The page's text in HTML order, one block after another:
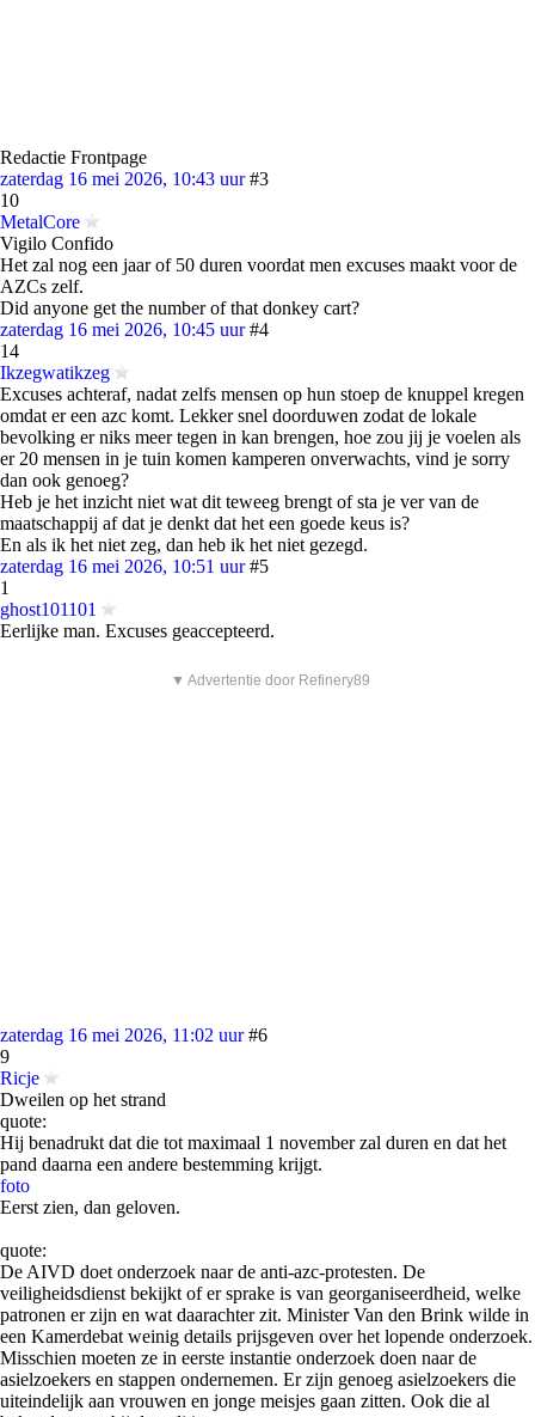
Redactie Frontpage
zaterdag 16 mei 2026, 10:43 uur #3
10
MetalCore
Vigilo Confido
Het zal nog een jaar of 50 duren voordat men excuses maakt voor de
AZCs zelf.
Did anyone get the number of that donkey cart?
zaterdag 16 mei 2026, 10:45 uur #4
14
Ikzegwatikzeg
Excuses achteraf, nadat zelfs mensen op hun stoep de knuppel kregen
omdat er een azc komt. Lekker snel doorduwen zodat de lokale
bevolking er niks meer tegen in kan brengen, hoe zou jij je voelen als
er 20 mensen in je tuin komen kamperen onverwachts, vind je sorry
dan ook genoeg?
Heb je het inzicht niet wat dit teweeg brengt of sta je ver van de
maatschappij af dat je denkt dat het een goede keus is?
En als ik het niet zeg, dan heb ik het niet gezegd.
zaterdag 16 mei 2026, 10:51 uur #5
1
ghost101101
Eerlijke man. Excuses geaccepteerd.
▼ Advertentie door Refinery89
zaterdag 16 mei 2026, 11:02 uur #6
9
Ricje
Dweilen op het strand
quote:
Hij benadrukt dat die tot maximaal 1 november zal duren en dat het
pand daarna een andere bestemming krijgt.
foto
Eerst zien, dan geloven.
quote:
De AIVD doet onderzoek naar de anti-azc-protesten. De
veiligheidsdienst bekijkt of er sprake is van georganiseerdheid, welke
patronen er zijn en wat daarachter zit. Minister Van den Brink wilde in
een Kamerdebat weinig details prijsgeven over het lopende onderzoek.
Misschien moeten ze in eerste instantie onderzoek doen naar de
asielzoekers en stappen ondernemen. Er zijn genoeg asielzoekers die
uiteindelijk aan vrouwen en jonge meisjes gaan zitten. Ook die al